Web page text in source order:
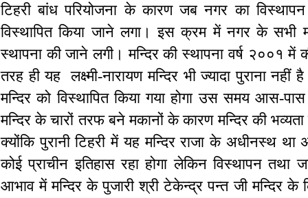
टिहरी बांध परियोजना के कारण जब नगर का विस्थापन
विस्थापित किया जाने लगा। इस क्रम में नगर के सभी
स्थापना की जाने लगी। मन्दिर की स्थापना वर्ष २००१
तरह ही यह लक्ष्मी-नारायण मन्दिर भी ज्यादा पुराना
मन्दिर को विस्थापित किया गया होगा उस समय आस-
मन्दिर के चारों तरफ बने मकानों के कारण मन्दिर की
क्योंकि पुरानी टिहरी में यह मन्दिर राजा के अधीनस्थ था
कोई प्राचीन इतिहास रहा होगा लेकिन विस्थापन तथा
आभाव में मन्दिर के पुजारी श्री टेकेन्द्र पन्त जी मन्दिर के